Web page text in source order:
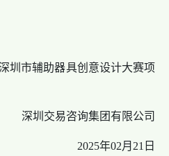
圳市辅助器具创意设计大赛项
深圳交易咨询集团有限公司
2025年02月21日